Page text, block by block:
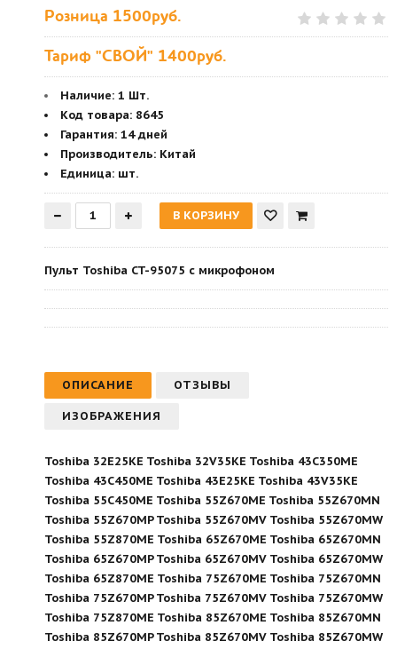
Розница 1500руб.
Тариф "СВОЙ" 1400руб.
Наличие: 1 Шт.
Код товара: 8645
Гарантия: 14 дней
Производитель: Китай
Единица: шт.
Пульт Toshiba CT-95075 с микрофоном
ОПИСАНИЕ ОТЗЫВЫ
ИЗОБРАЖЕНИЯ
Toshiba 32E25KE Toshiba 32V35KE Toshiba 43C350ME
Toshiba 43C450ME Toshiba 43E25KE Toshiba 43V35KE
Toshiba 55C450ME Toshiba 55Z670ME Toshiba 55Z670MN
Toshiba 55Z670MP Toshiba 55Z670MV Toshiba 55Z670MW
Toshiba 55Z870ME Toshiba 65Z670ME Toshiba 65Z670MN
Toshiba 65Z670MP Toshiba 65Z670MV Toshiba 65Z670MW
Toshiba 65Z870ME Toshiba 75Z670ME Toshiba 75Z670MN
Toshiba 75Z670MP Toshiba 75Z670MV Toshiba 75Z670MW
Toshiba 75Z870ME Toshiba 85Z670ME Toshiba 85Z670MN
Toshiba 85Z670MP Toshiba 85Z670MV Toshiba 85Z670MW